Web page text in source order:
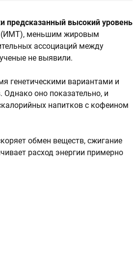
предсказанный высокий уровень
(ИМТ), меньшим жировым
ассоциаций между
не выявили.
генетическими вариантами и
оно показательно, и
напитков с кофеином
обмен веществ, сжигание
расход энергии примерно